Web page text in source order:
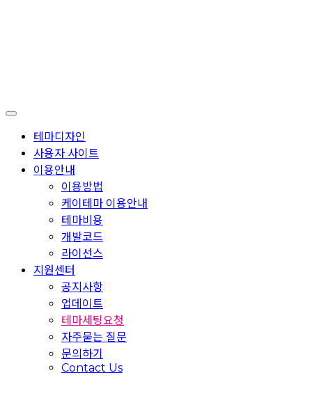
테마디자인
사용자 사이트
이용안내
이용방법
케이테마 이용안내
테마비용
개발코드
라이선스
지원센터
공지사항
업데이트
테마세팅요청
자주묻는 질문
문의하기
Contact Us